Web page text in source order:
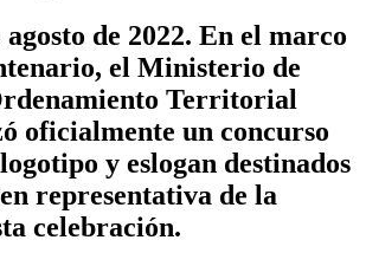
de 2022. En el marco
el Ministerio de
Territorial
oficialmente un concurso
y eslogan destinados
representativa de la
celebración.